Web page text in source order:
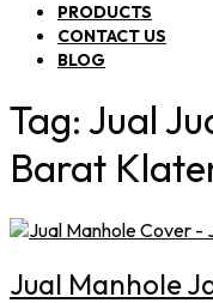
PRODUCTS
CONTACT US
BLOG
Tag: Jual
Barat
Jual Manhole